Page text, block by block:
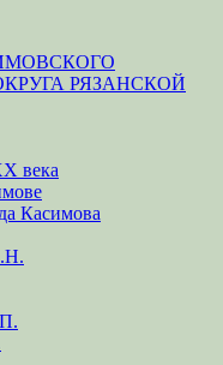
РЯЗАНСКОЙ
века
Касимова